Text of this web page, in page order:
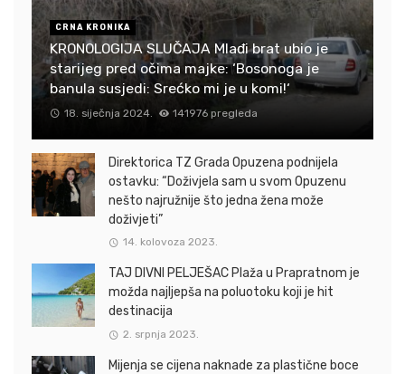
CRNA KRONIKA
KRONOLOGIJA SLUČAJA Mlađi brat ubio je
starijeg pred očima majke: ‘Bosonoga je
banula susjedi: Srećko mi je u komi!‘
18. siječnja 2024. 141976 pregleda
Direktorica TZ Grada Opuzena podnijela
ostavku: “Doživjela sam u svom Opuzenu
nešto najružnije što jedna žena može
doživjeti”
14. kolovoza 2023.
TAJ DIVNI PELJEŠAC Plaža u Prapratnom je
možda najljepša na poluotoku koji je hit
destinacija
2. srpnja 2023.
Mijenja se cijena naknade za plastične boce